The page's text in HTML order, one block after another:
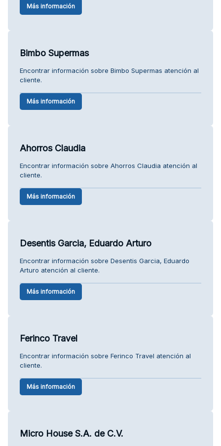
Más información
Bimbo Supermas
Encontrar información sobre Bimbo Supermas atención al
cliente.
Más información
Ahorros Claudia
Encontrar información sobre Ahorros Claudia atención al
cliente.
Más información
Desentis Garcia, Eduardo Arturo
Encontrar información sobre Desentis Garcia, Eduardo
Arturo atención al cliente.
Más información
Ferinco Travel
Encontrar información sobre Ferinco Travel atención al
cliente.
Más información
Micro House S.A. de C.V.